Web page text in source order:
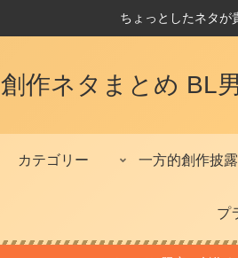
ちょっとしたネタが
創作ネタまとめ BL
カテゴリー 一方的創作披露
プ